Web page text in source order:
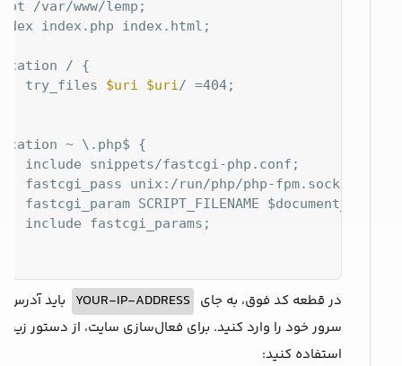
/var/www/lemp;
index.php index.html;
/ {
try_files
$uri $uri / =404;
~ \.php$ {
include snippets/fastcgi-php.conf;
fastcgi_pass unix:/run/php/php-fpm.sock;
fastcgi_param SCRIPT_FILENAME $document_root
include fastcgi_params;
در قطعه کد فوق، به جای YOUR-IP-ADDRESS
سرور خود را وارد کنید. برای فعال‌سازی سایت، از دستور زیر
استفاده کنید: